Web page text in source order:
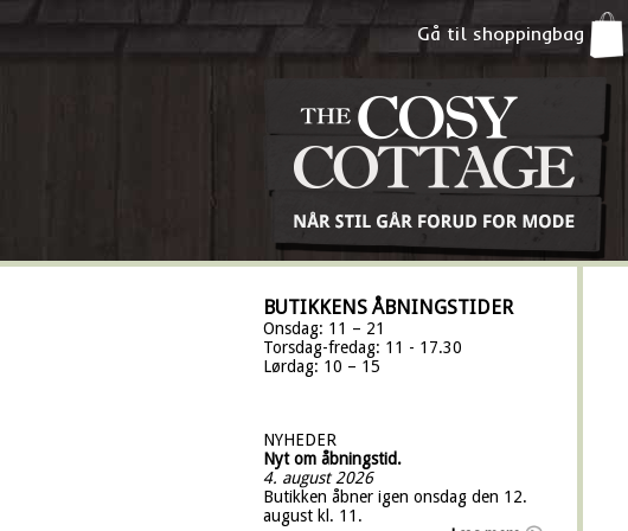
Gå til shoppingbag
BUTIKKENS ÅBNINGSTIDER
Onsdag: 11 – 21
Torsdag-fredag: 11 - 17.30
Lørdag: 10 – 15
NYHEDER
Nyt om åbningstid.
4. august 2026
Butikken åbner igen onsdag den 12.
august kl. 11.